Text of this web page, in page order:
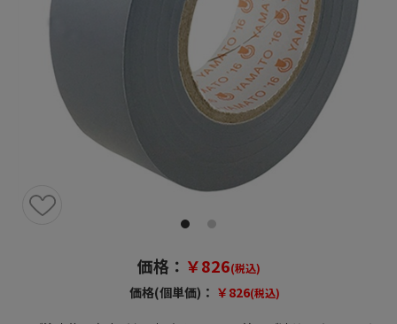
価格： ￥826(税込)
価格(個単価)： ￥826(税込)